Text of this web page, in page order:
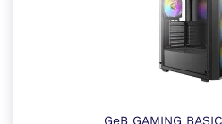
GeB GAMING